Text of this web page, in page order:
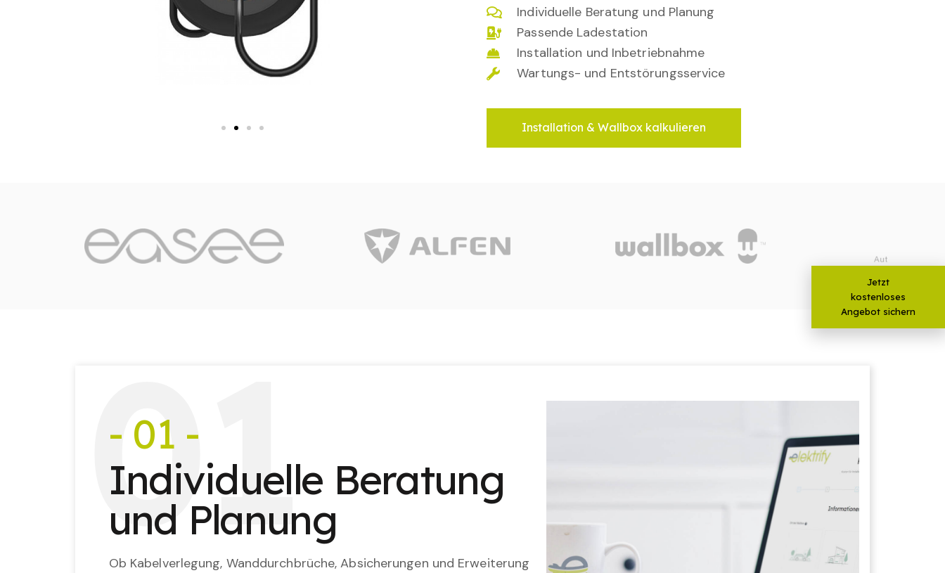
Individuelle Beratung und Planung
Passende Ladestation
Installation und Inbetriebnahme
Wartungs- und Entstörungsservice
Installation & Wallbox kalkulieren
01
- 01 -
Individuelle Beratung
und Planung
Ob Kabelverlegung, Wanddurchbrüche, Absicherungen und Erweiterung
Jetzt
kostenloses
Angebot sichern